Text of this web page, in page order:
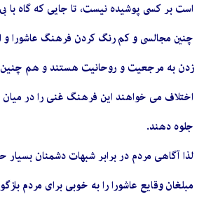
است بر كسى پوشيده نيست، تا جايى كه گاه با
چنين مجالسى و کم رنگ کردن فرهنگ عاشورا و
زدن به مرجعیت و روحانیت هستند و هم چنین
اختلاف می خواهند این فرهنگ غنی را در
جلوه دهند.
لذا آگاهی مردم در برابر شبهات دشمنان بسیار
مبلغان وقایع عاشورا را به خوبی برای مردم